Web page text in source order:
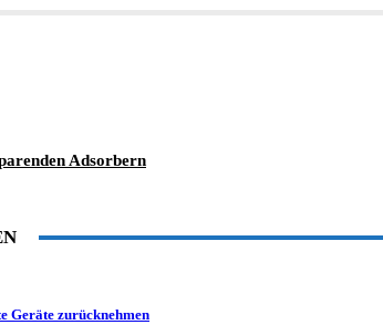
Adsorbern
Geräte zurücknehmen